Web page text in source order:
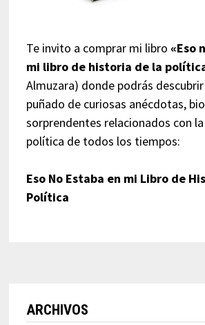
Te invito a comprar mi libro «Eso
mi libro de historia de la
Almuzara) donde podrás descubrir
puñado de curiosas anécdotas,
sorprendentes relacionados con
política de todos los tiempos:
Eso No Estaba en mi Libro de
Política
ARCHIVOS